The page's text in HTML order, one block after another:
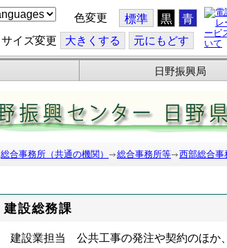
色変更 標準 黒 青
サイズ変更 大きくする 元にもどす
日野振興局
総合事務所（共通の機関） 総合事務所等 西部総合事
建設総務課
建設業担当 公共工事の発注や契約のほか